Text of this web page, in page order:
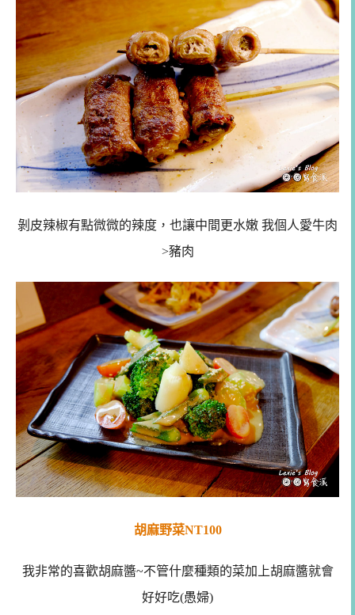
剝皮辣椒有點微微的辣度，也讓中間更水嫩 我個人愛牛肉
>豬肉
胡麻野菜NT100
我非常的喜歡胡麻醬~不管什麼種類的菜加上胡麻醬就會
好好吃(愚婦)